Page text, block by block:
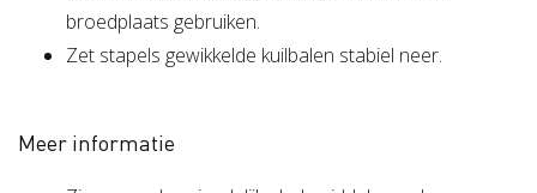
broedplaats gebruiken.
Zet stapels gewikkelde kuilbalen stabiel neer.
Meer informatie